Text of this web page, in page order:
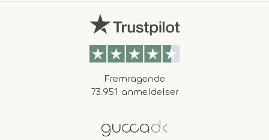
Fremragende
73.951 anmeldelser